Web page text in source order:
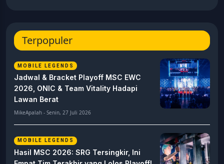
Terpopuler
MOBILE LEGENDS
Jadwal & Bracket Playoff MSC EWC
2026, ONIC & Team Vitality Hadapi
Lawan Berat
MikeApalah - Senin, 27 Juli 2026
MOBILE LEGENDS
Hasil MSC 2026: SRG Tersingkir, Ini